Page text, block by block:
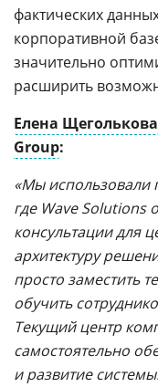
фактических
корпоративной
значительно
расширить
Елена Щеголькова
Group:
«Мы использовали
где Wave Solutions
консультации для
архитектуру
просто заместить
обучить
Текущий центр
самостоятельно
и развитие